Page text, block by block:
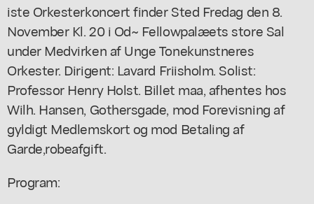
iste Orkesterkoncert finder Sted Fredag den 8.
November Kl. 20 i Od~ Fellowpalæets store Sal
under Medvirken af Unge Tonekunstneres
Orkester. Dirigent: Lavard Friisholm. Solist:
Professor Henry Holst. Billet maa, afhentes hos
Wilh. Hansen, Gothersgade, mod Forevisning af
gyldigt Medlemskort og mod Betaling af
Garde,robeafgift.
Program: